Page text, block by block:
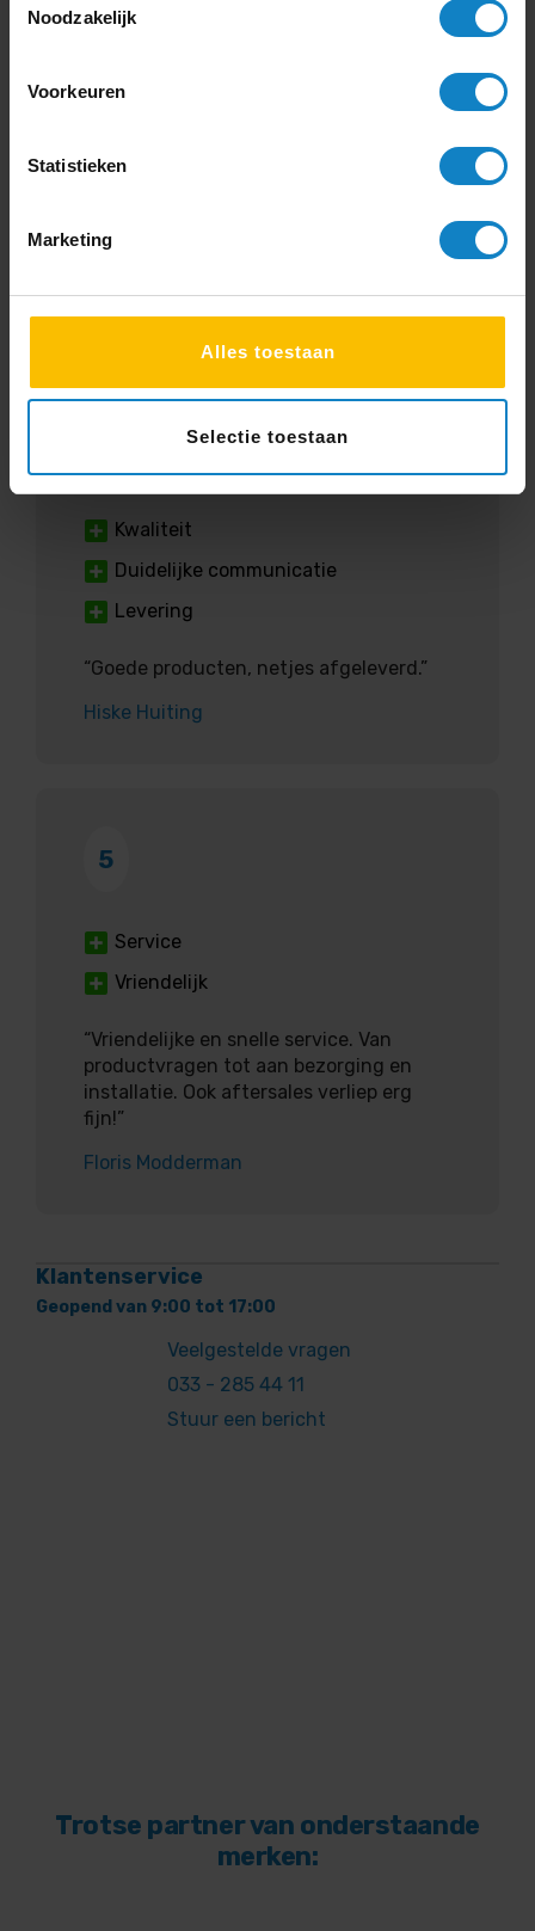
Noodzakelijk
Voorkeuren
Statistieken
Marketing
Alles toestaan
Selectie toestaan
Communicatie
levering. Keurig te woord gestaan bij
communicatie. Blij met zo’n leverancier.”
Rik Plattel
Kwaliteit
Duidelijke communicatie
Levering
“Goede producten, netjes afgeleverd.”
Hiske Huiting
5
Service
Vriendelijk
“Vriendelijke en snelle service. Van
productvragen tot aan bezorging en
installatie. Ook aftersales verliep erg
fijn!”
Floris Modderman
Klantenservice
Geopend van 9:00 tot 17:00
Veelgestelde vragen
033 - 285 44 11
Stuur een bericht
Trotse partner van onderstaande
merken: